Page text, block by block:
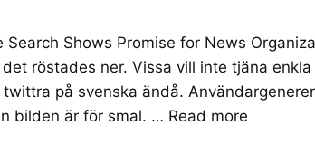
Search Shows Promise for News
röstades ner. Vissa vill inte tjäna
på svenska ändå.
bilden är för smal. … Read more